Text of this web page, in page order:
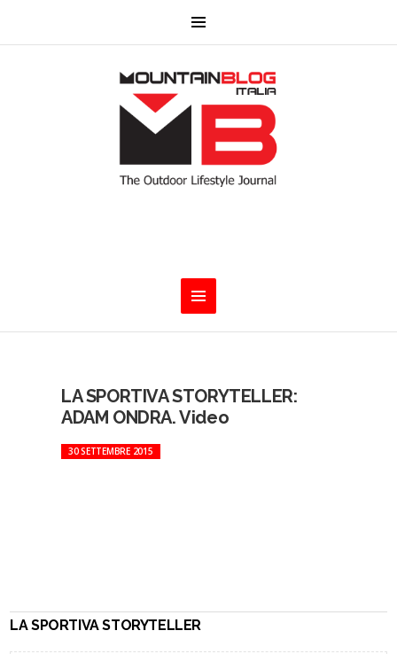
LA SPORTIVA STORYTELLER:
ADAM ONDRA. Video
30 SETTEMBRE 2015
LA SPORTIVA STORYTELLER